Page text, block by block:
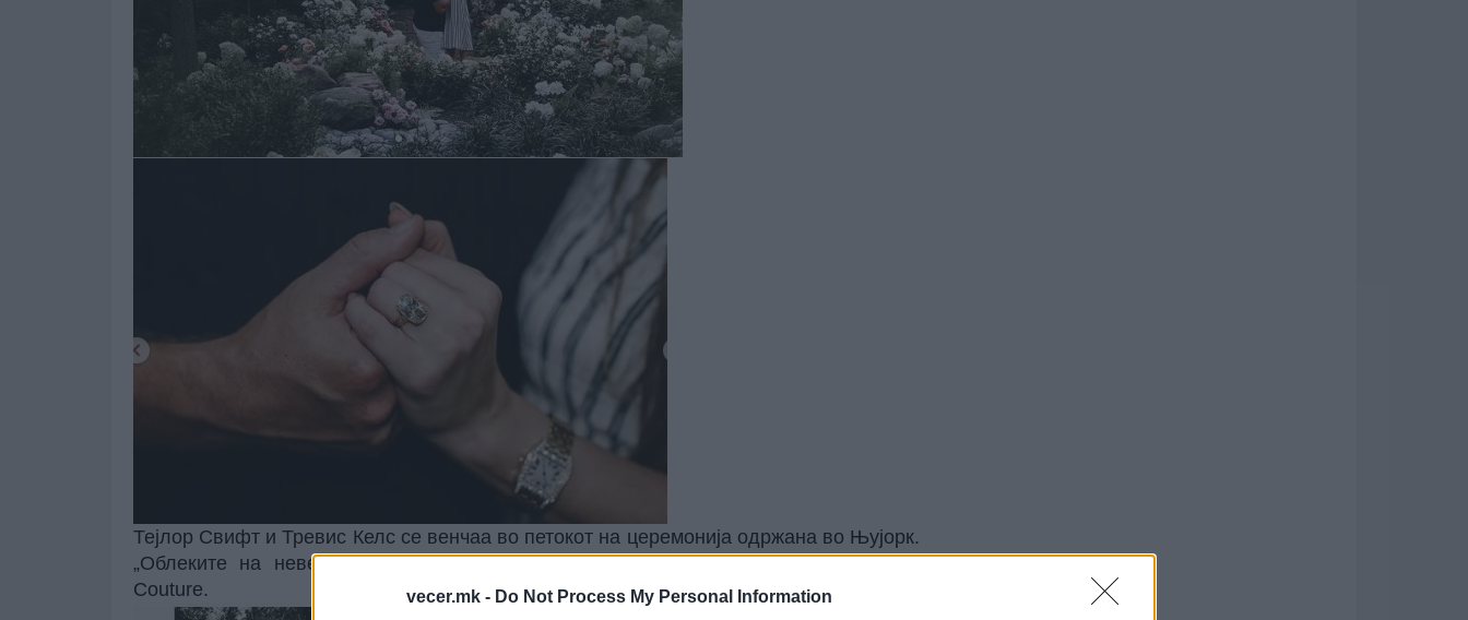
vecer.mk - Do Not Process My Personal Information
Тејлор Свифт и Тревис Келс се венчаа во петокот на церемонија одржана во Њујорк.
„Облеките на невестата и младоженецот беа креирани од Christian Dior Haute
Couture.